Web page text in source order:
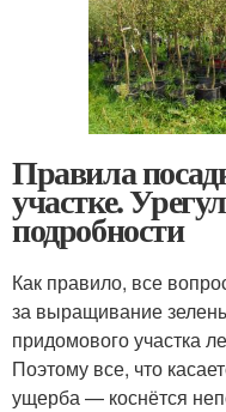
Правила
участке.
подробности
Как правило, все
за выращивание
придомового участка
Поэтому все, что
ущерба — коснётся